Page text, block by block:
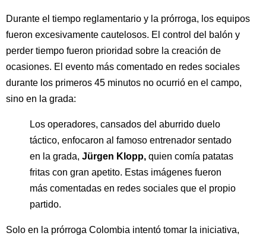
Durante el tiempo reglamentario y la prórroga, los equipos
fueron excesivamente cautelosos. El control del balón y
perder tiempo fueron prioridad sobre la creación de
ocasiones. El evento más comentado en redes sociales
durante los primeros 45 minutos no ocurrió en el campo,
sino en la grada:
Los operadores, cansados del aburrido duelo
táctico, enfocaron al famoso entrenador sentado
en la grada, Jürgen Klopp, quien comía patatas
fritas con gran apetito. Estas imágenes fueron
más comentadas en redes sociales que el propio
partido.
Solo en la prórroga Colombia intentó tomar la iniciativa,